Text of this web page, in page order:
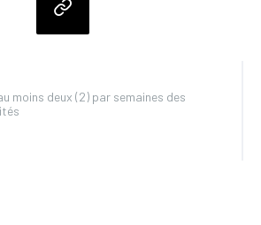
moins deux (2) par semaines des